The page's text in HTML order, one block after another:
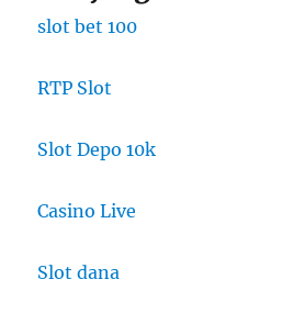
slot bet 100
RTP Slot
Slot Depo 10k
Casino Live
Slot dana